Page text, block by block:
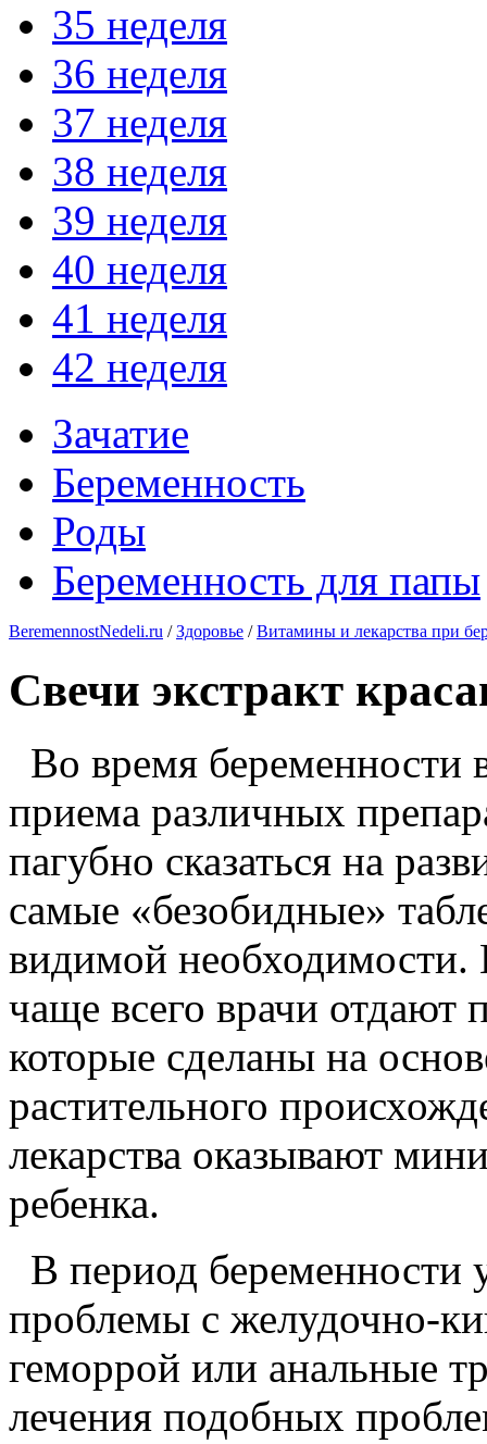
35 неделя
36 неделя
37 неделя
38 неделя
39 неделя
40 неделя
41 неделя
42 неделя
Зачатие
Беременность
Роды
Беременность для папы
BeremennostNedeli.ru / Здоровье / Витамины и лекарства при
Cвечи экстракт
Во время беременности
приема различных
пагубно сказаться на
самые «безобидные»
видимой
чаще всего врачи отдают
которые сделаны на
растительного
лекарства оказывают
ребенка.
В период
проблемы с желудочно-
геморрой или анальные
лечения подобных